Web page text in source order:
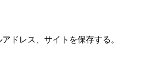
ドレス、サイトを保存する。